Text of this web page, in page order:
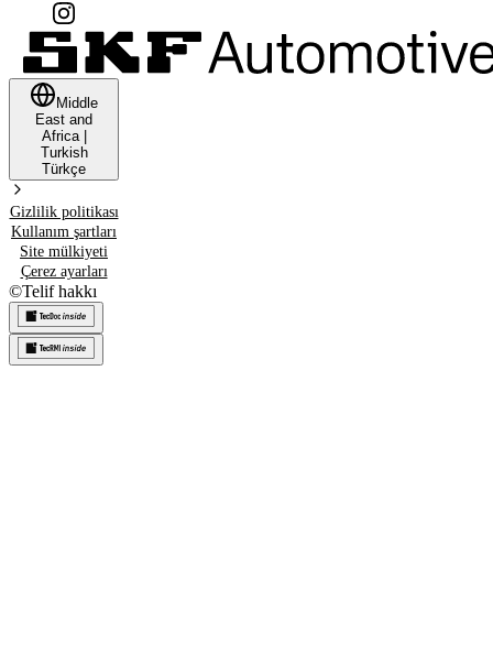
Middle
East and
Africa|
Turkish
Türkçe
Gizlilik politikası
Kullanım şartları
Site mülkiyeti
Çerez ayarları
©Telif hakkı